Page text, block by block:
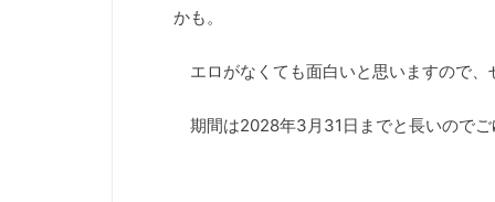
かも。
エロがなくても面白いと思いますので、
期間は2028年3月31日までと長いのでご